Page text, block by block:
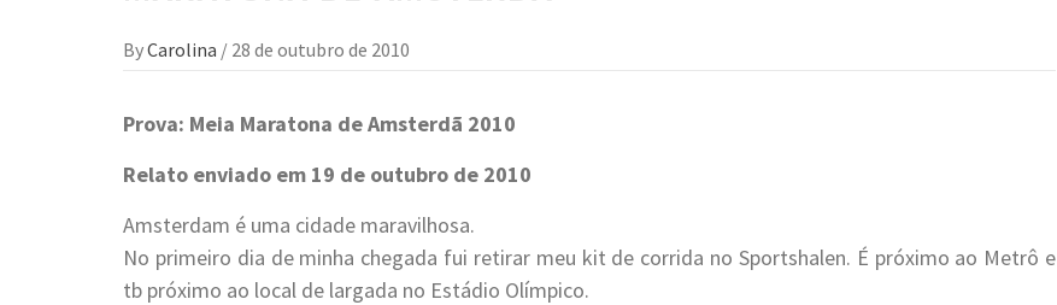
ByCarolina / 28 de outubro de 2010
Prova: Meia Maratona de Amsterdã 2010
Relato enviado em 19 de outubro de 2010
Amsterdam é uma cidade maravilhosa.
No primeiro dia de minha chegada fui retirar meu kit de corrida no Sportshalen. É próximo ao Metrô e
tb próximo ao local de largada no Estádio Olímpico.